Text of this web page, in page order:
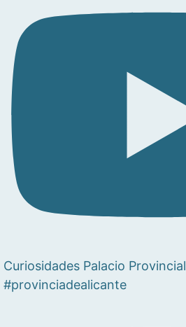
Curiosidades Palacio Provincial
#provinciadealicante